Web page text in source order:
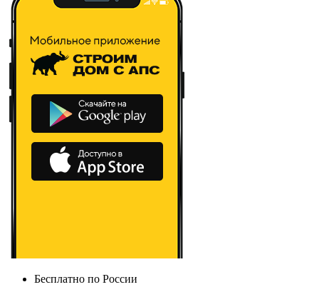
Бесплатно по России